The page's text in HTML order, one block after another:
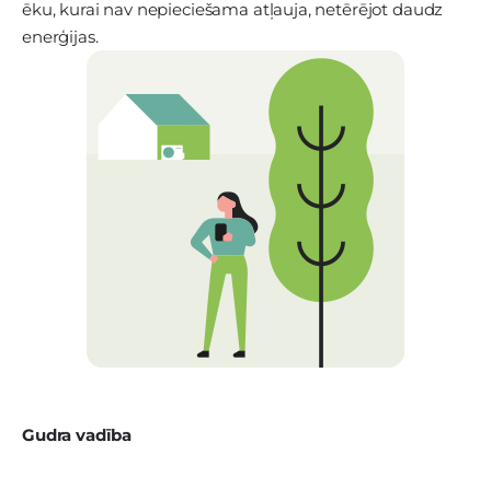
ēku, kurai nav nepieciešama atļauja, netērējot daudz
enerģijas.
Gudra vadība